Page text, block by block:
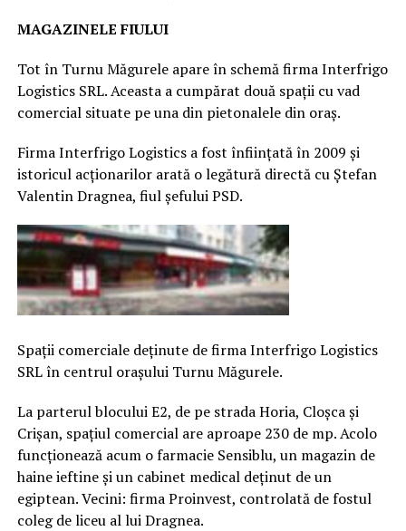
MAGAZINELE FIULUI
Tot în Turnu Măgurele apare în schemă firma Interfrigo
Logistics SRL. Aceasta a cumpărat două spații cu vad
comercial situate pe una din pietonalele din oraș.
Firma Interfrigo Logistics a fost înființată în 2009 și
istoricul acționarilor arată o legătură directă cu Ștefan
Valentin Dragnea, fiul șefului PSD.
Spații comerciale deținute de firma Interfrigo Logistics
SRL în centrul orașului Turnu Măgurele.
La parterul blocului E2, de pe strada Horia, Cloșca și
Crișan, spațiul comercial are aproape 230 de mp. Acolo
funcționează acum o farmacie Sensiblu, un magazin de
haine ieftine și un cabinet medical deținut de un
egiptean. Vecini: firma Proinvest, controlată de fostul
coleg de liceu al lui Dragnea.